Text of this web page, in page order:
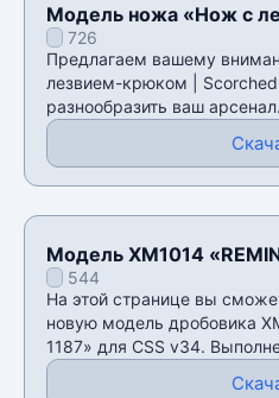
Модель ножа «Нож с
Scorched» для CSS v34
726
Предлагаем вашему
лезвием-крюком |
разнообразить ваш арсенал.
Модель XM1014
v34544
На этой странице вы
новую модель дробовика
1187» для CSS v34.